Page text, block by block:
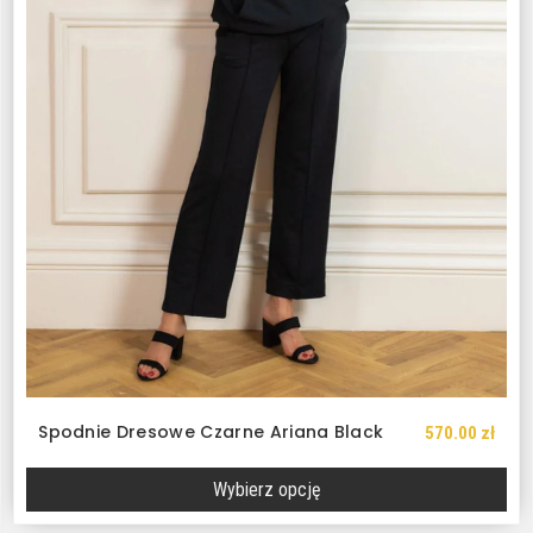
Spodnie Dresowe Czarne Ariana Black 570.00 zł
Wybierz opcję
Ten